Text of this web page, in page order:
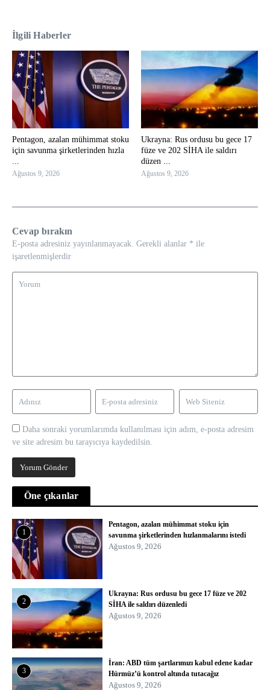
İlgili Haberler
Pentagon, azalan mühimmat stoku
için savunma şirketlerinden hızla
Ağustos 9, 2026
Ukrayna: Rus ordusu bu gece 17
füze ve 202 SİHA ile saldırı
düzen ...
Ağustos 9, 2026
Cevap bırakın
E-posta adresiniz yayınlanmayacak. Gerekli alanlar * ile
işaretlenmişlerdir
Daha sonraki yorumlarımda kullanılması için adım, e-posta adresim
ve site adresim bu tarayıcıya kaydedilsin.
Öne çıkanlar
1
Pentagon, azalan mühimmat stoku için
savunma şirketlerinden hızlanmalarını istedi
Ağustos 9, 2026
2
Ukrayna: Rus ordusu bu gece 17 füze ve 202
SİHA ile saldırı düzenledi
Ağustos 9, 2026
3
İran: ABD tüm şartlarımızı kabul edene kadar
Hürmüz’ü kontrol altında tutacağız
Ağustos 9, 2026